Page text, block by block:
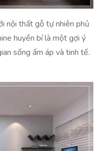
nội thất gỗ tự nhiên phủ
huyền bí là một gợi ý
sống ấm áp và tinh tế.